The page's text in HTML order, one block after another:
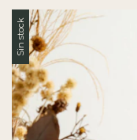
Sin stock